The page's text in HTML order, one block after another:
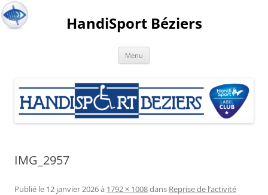
HandiSport Béziers
Menu
IMG_2957
Publié le 12 janvier 2026à 1792 × 1008dans Reprise de l’activité